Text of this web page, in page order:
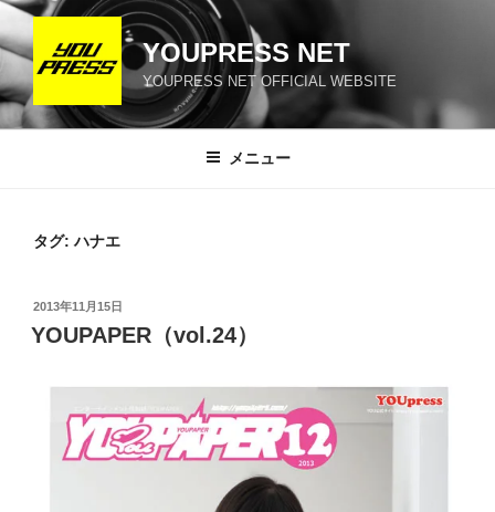
コ
ン
ン
YOUPRESS NET
YOUPRESS NET OFFICIAL WEBSITE
メニュー
タグ:ハナエ
投
稿
日:
2013年11月15日
YOUPAPER（vol.24）